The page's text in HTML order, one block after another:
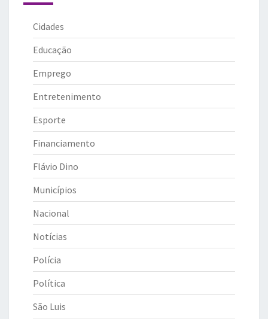
Cidades
Educação
Emprego
Entretenimento
Esporte
Financiamento
Flávio Dino
Municípios
Nacional
Notícias
Polícia
Política
São Luis